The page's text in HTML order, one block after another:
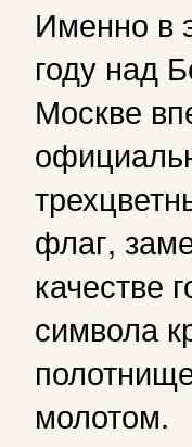
Именно в
году над
Москве
флаг,
качестве
символа
молотом.